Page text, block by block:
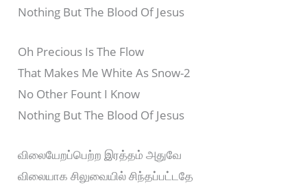
Nothing But The Blood Of Jesus
Oh Precious Is The Flow
That Makes Me White As Snow-2
No Other Fount I Know
Nothing But The Blood Of Jesus
விலையேறப்பெற்ற இரத்தம் அதுவே
விலையாக சிலுவையில் சிந்தப்பட்டதே